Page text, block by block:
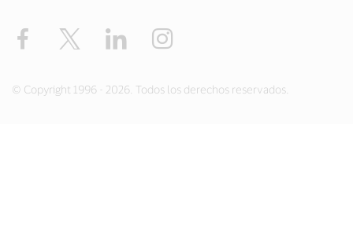
Facebook Twitter LinkedIn
© Copyright 1996 - 2026. Todos los derechos reservados.